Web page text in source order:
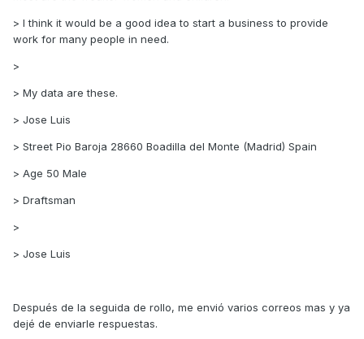
> I think it would be a good idea to start a business to provide
work for many people in need.
>
> My data are these.
> Jose Luis
> Street Pio Baroja 28660 Boadilla del Monte (Madrid) Spain
> Age 50 Male
> Draftsman
>
> Jose Luis
Después de la seguida de rollo, me envió varios correos mas y ya
dejé de enviarle respuestas.